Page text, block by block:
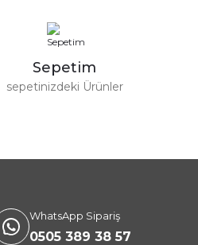
Sepetim
sepetinizdeki Ürünler
WhatsApp Sipariş
0505 389 38 57